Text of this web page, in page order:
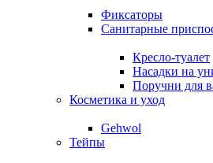
Фиксаторы
Санитарные
Кресло-туалет
Насадки на
Поручни для
Косметика и уход
Gehwol
Тейпы